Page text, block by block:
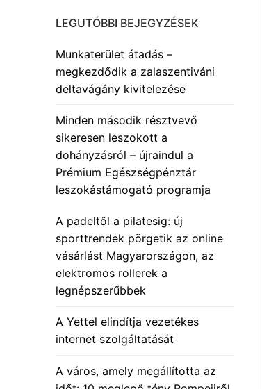
LEGUTÓBBI BEJEGYZÉSEK
Munkaterület átadás –
megkezdődik a zalaszentiváni
deltavágány kivitelezése
Minden második résztvevő
sikeresen leszokott a
dohányzásról – újraindul a
Prémium Egészségpénztár
leszokástámogató programja
A padeltől a pilatesig: új
sporttrendek pörgetik az online
vásárlást Magyarországon, az
elektromos rollerek a
legnépszerűbbek
A Yettel elindítja vezetékes
internet szolgáltatását
A város, amely megállította az